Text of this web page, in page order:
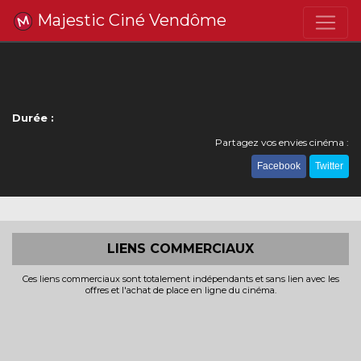
Majestic Ciné Vendôme
Durée :
Partagez vos envies cinéma :
Facebook Twitter
LIENS COMMERCIAUX
Ces liens commerciaux sont totalement indépendants et sans lien avec les
offres et l'achat de place en ligne du cinéma.